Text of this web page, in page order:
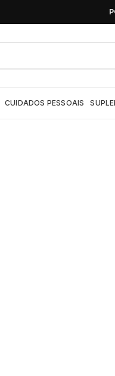
CUIDADOS PESSOAIS